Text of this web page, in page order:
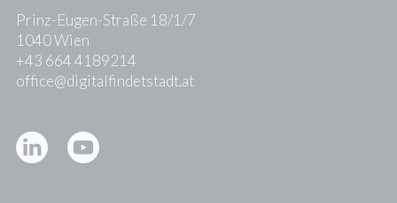
Prinz-Eugen-Straße 18/1/7
1040 Wien
+43 664 4189214
office@digitalfindetstadt.at